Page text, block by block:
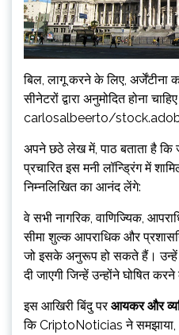
बिल, लागू करने के लिए,
सीनेटरों द्वारा अनुमोदित होना
carlosalbeerto/
अपने छठे लेख में, पाठ बताता है कि जो
प्रचारित इस मनी लॉन्ड्रिंग में
निम्नलिखित का आनंद लेंगे:
वे सभी नागरिक, वाणिज्यिक,
सीमा शुल्क आपराधिक और
जो इसके अनुरूप हो सकते हैं।
दी जाएगी जिन्हें उन्होंने घोषित
इस आखिरी बिंदु परआयकर और
कि CriptoNoticias ने समझाया,